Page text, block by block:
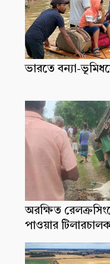
ভারতে বন্যা-
অরক্ষিত
পাওয়ার